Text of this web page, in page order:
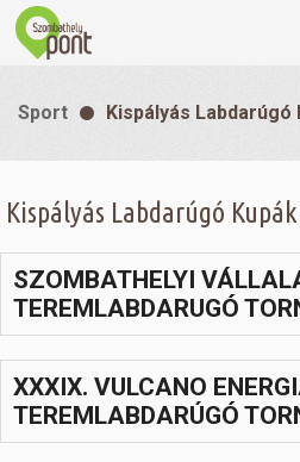
Látnivalók
Gasztronómia
Szállás
Sport
Sport Kispályás Labdarúgó
Kispályás Labdarúgó Kupák
SZOMBATHELYI
TEREMLABDARUGÓ
XXXIX. VULCANO
TEREMLABDARÚGÓ